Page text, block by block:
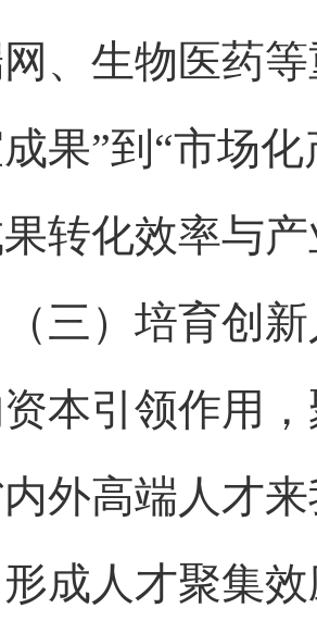
、生物医药
果”到“市场
转化效率与
）培育创新
本引领作用
外高端人才
成人才聚集